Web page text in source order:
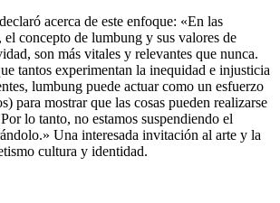
acerca de este enfoque: «En las
el concepto de lumbung y sus valores de
son más vitales y relevantes que nunca.
tantos experimentan la inequidad e injusticia
lumbung puede actuar como un esfuerzo
para mostrar que las cosas pueden realizarse
lo tanto, no estamos suspendiendo el
Una interesada invitación al arte y la
cultura y identidad.